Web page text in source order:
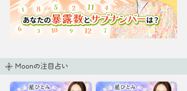
Moonの注目占い